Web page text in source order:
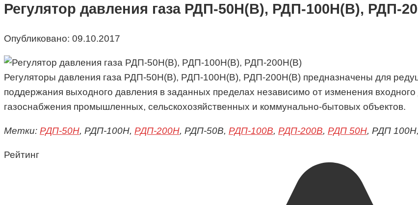
Регулятор давления газа РДП-50Н(В), РДП-100Н(В), РДП-
Опубликовано: 09.10.2017
Регуляторы давления газа РДП-50Н(В), РДП-100Н(В), РДП-200Н(В) предназначены для
поддержания выходного давления в заданных пределах независимо от изменения
газоснабжения промышленных, сельскохозяйственных и коммунально-бытовых объектов.
Метки: РДП-50Н, РДП-100Н, РДП-200Н, РДП-50В, РДП-100В, РДП-200В, РДП 50Н, РДП
Рейтинг